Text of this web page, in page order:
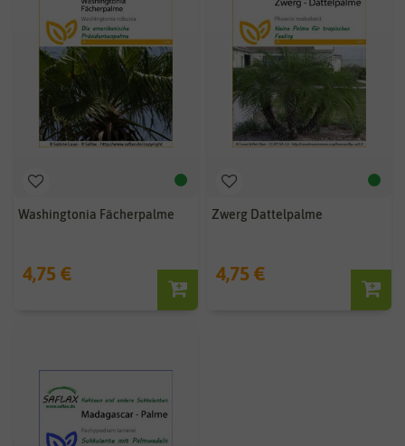
Washingtonia Fächerpalme
4,75 €
Zwerg Dattelpalme
4,75 €